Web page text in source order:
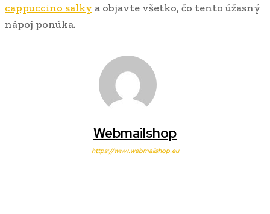
cappuccino salky a objavte všetko, čo tento úžasný
nápoj ponúka.
Webmailshop
https://www.webmailshop.eu